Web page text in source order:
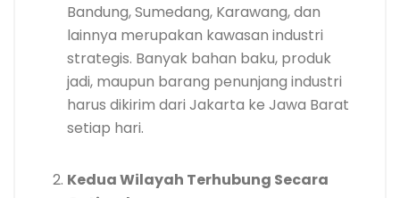
Bandung, Sumedang, Karawang, dan
lainnya merupakan kawasan industri
strategis. Banyak bahan baku, produk
jadi, maupun barang penunjang industri
harus dikirim dari Jakarta ke Jawa Barat
setiap hari.
Kedua Wilayah Terhubung Secara